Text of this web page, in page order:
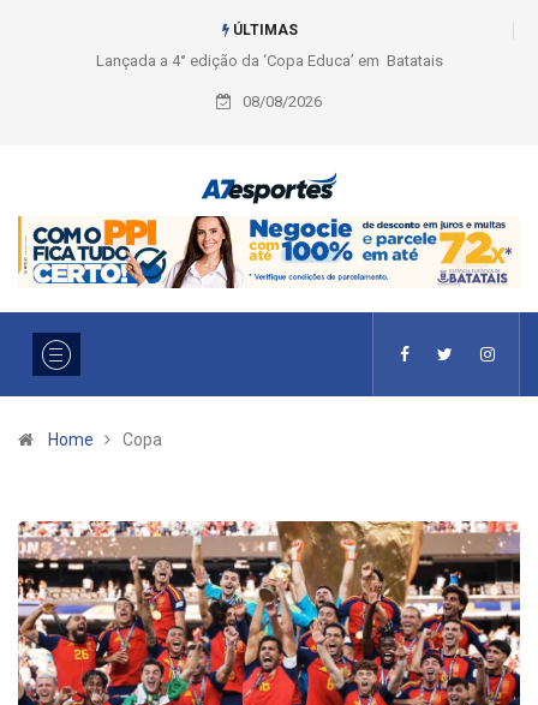
ÚLTIMAS
da ‘Copa Educa’ em Batatais Liga 2026: Equipes rompem com a LABE
08/08/2026
Home Copa